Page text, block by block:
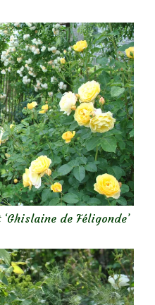
‘Ghislaine de Féligonde’